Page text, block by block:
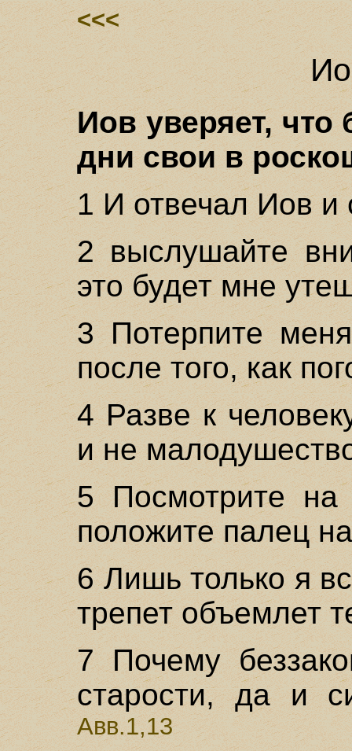
<<<
Иов уверяет, что
дни свои в
1 И отвечал Иов и
2 выслушайте
это будет мне
3 Потерпите
после того, как
4 Разве к
и не
5 Посмотрите
положите палец
6 Лишь только я
трепет объемлет
7 Почему
старости, да и
Авв.1,13